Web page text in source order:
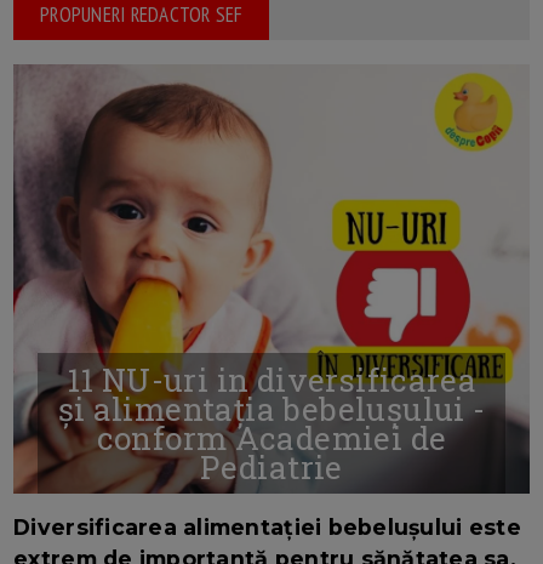
PROPUNERI REDACTOR SEF
11 NU-uri in diversificarea
și alimentația bebelușului -
conform Academiei de
Pediatrie
Diversificarea alimentației bebelușului este